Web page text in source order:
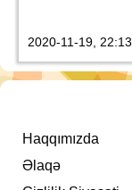
2020-11-19, 22:13
Haqqımızda
Əlaqə